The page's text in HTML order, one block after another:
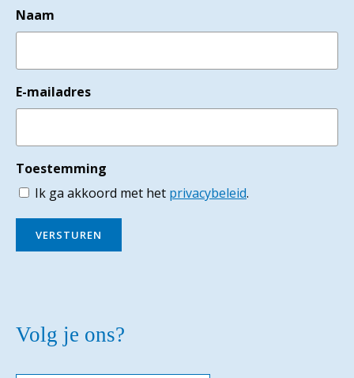
Naam
E-mailadres
Toestemming
Ik ga akkoord met het privacybeleid.
VERSTUREN
Volg je ons?